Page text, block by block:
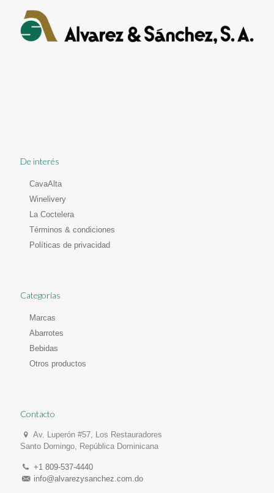
De interés
CavaAlta
Winelivery
La Coctelera
Términos & condiciones
Políticas de privacidad
Categorías
Marcas
Abarrotes
Bebidas
Otros productos
Contacto
Av. Luperón #57, Los Restauradores
Santo Domingo, República Dominicana
+1 809-537-4440
info@alvarezysanchez.com.do